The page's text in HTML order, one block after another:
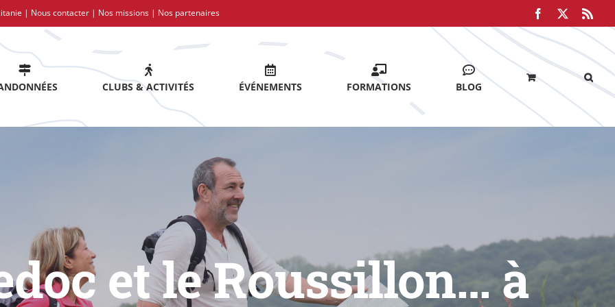
| Nous contacter | Nos missions | Nos partenaires Facebook
CLUBS & ACTIVITÉS ÉVÉNEMENTS FORMATIONS BLOG
et le Roussillon… à